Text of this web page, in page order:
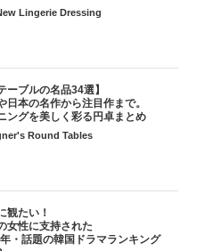
Lingerie Dressing
ーブルの名品34選】
日本の名作から注目作まで。
ングを美しく彩る円卓まとめ
Round Tables
観たい！
女性に支持された
・話題の韓国ドラマランキング